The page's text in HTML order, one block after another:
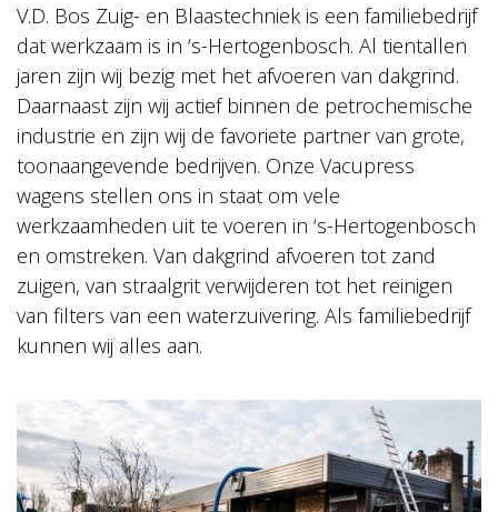
V.D. Bos Zuig- en Blaastechniek is een familiebedrijf
dat werkzaam is in ‘s-Hertogenbosch. Al tientallen
jaren zijn wij bezig met het afvoeren van dakgrind.
Daarnaast zijn wij actief binnen de petrochemische
industrie en zijn wij de favoriete partner van grote,
toonaangevende bedrijven. Onze Vacupress
wagens stellen ons in staat om vele
werkzaamheden uit te voeren in ‘s-Hertogenbosch
en omstreken. Van dakgrind afvoeren tot zand
zuigen, van straalgrit verwijderen tot het reinigen
van filters van een waterzuivering. Als familiebedrijf
kunnen wij alles aan.